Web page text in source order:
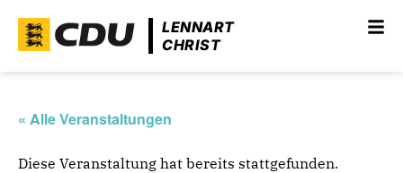
LENNART
CHRIST
« Alle Veranstaltungen
Diese Veranstaltung hat bereits stattgefunden.